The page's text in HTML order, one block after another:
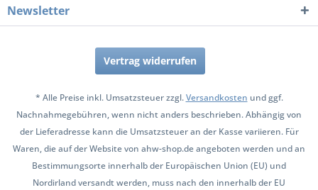
Newsletter
Vertrag widerrufen
* Alle Preise inkl. Umsatzsteuer zzgl.Versandkosten und ggf.
Nachnahmegebühren, wenn nicht anders beschrieben. Abhängig von
der Lieferadresse kann die Umsatzsteuer an der Kasse variieren. Für
Waren, die auf der Website von ahw-shop.de angeboten werden und an
Bestimmungsorte innerhalb der Europäischen Union (EU) und
Nordirland versandt werden, muss nach den innerhalb der EU